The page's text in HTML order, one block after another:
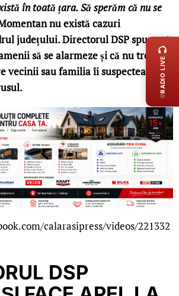
în toată țara. Să sperăm că nu se
nu există cazuri
județului. Directorul DSP spune că
să se alarmeze și că nu trebuie
vecinii sau familia îi suspectează că
calarasipress/videos/221332
DSP
RADIO LIVE